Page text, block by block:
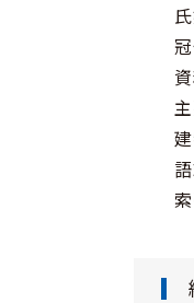
氏
冠
資
主
建
語
索